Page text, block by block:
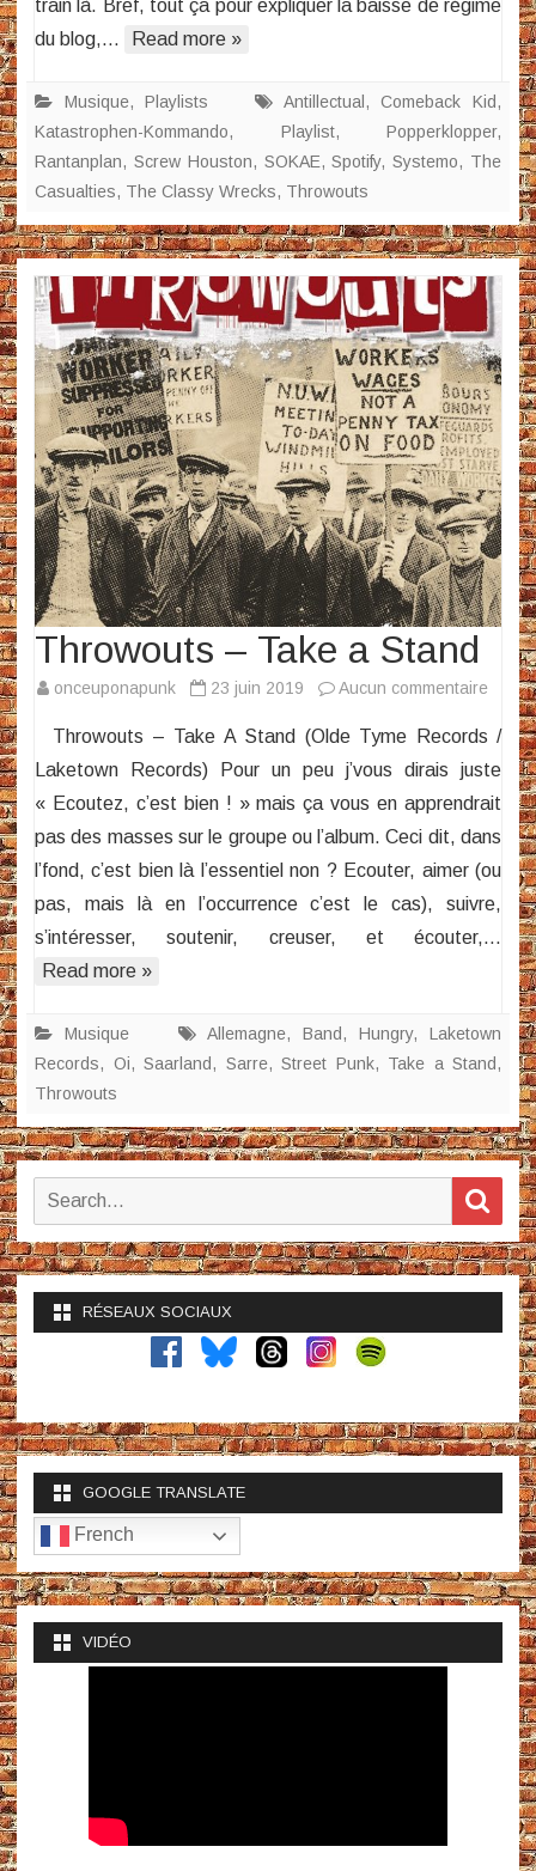
train là. Bref, tout ça pour expliquer la baisse de régime
du blog,…
Read more »
Musique,Playlists Antillectual ,Comeback Kid,
Katastrophen-Kommando, Playlist, Popperklopper,
Rantanplan, Screw Houston, SOKAE,Spotify,Systemo, The
Casualties, The Classy Wrecks, Throwouts
Throwouts – Take a Stand
onceuponapunk 23 juin 2019 Aucun commentaire
Take
a
Stand
Throwouts – Take A Stand (Olde Tyme Records /
Laketown Records) Pour un peu j’vous dirais juste
« Ecoutez, c’est bien ! » mais ça vous en apprendrait
pas des masses sur le groupe ou l’album. Ceci dit, dans
l’fond, c’est bien là l’essentiel non ? Ecouter, aimer (ou
pas, mais là en l’occurrence c’est le cas), suivre,
s’intéresser, soutenir, creuser, et écouter,…
Read more »
Musique Allemagne, Band, Hungry,Laketown
Records, Oi, Saarland, Sarre, Street Punk, Take a Stand,
Throwouts
Search
RÉSEAUX SOCIAUX
GOOGLE TRANSLATE
French
VIDÉO